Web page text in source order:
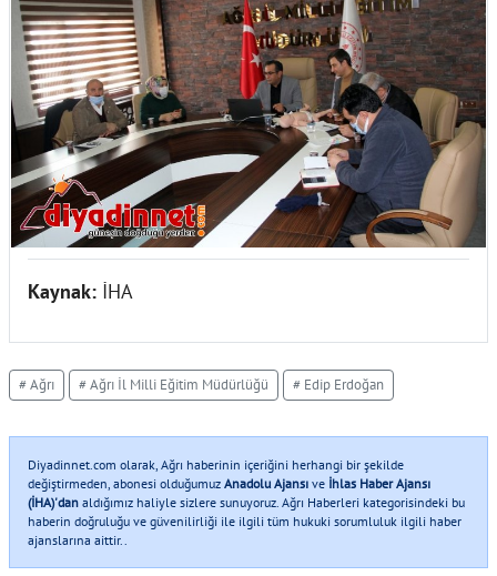
Kaynak: İHA
# Ağrı # Ağrı İl Milli Eğitim Müdürlüğü # Edip Erdoğan
Diyadinnet.com olarak, Ağrı haberinin içeriğini herhangi bir şekilde
değiştirmeden, abonesi olduğumuz Anadolu Ajansı ve İhlas Haber Ajansı
(İHA)'dan aldığımız haliyle sizlere sunuyoruz. Ağrı Haberleri kategorisindeki bu
haberin doğruluğu ve güvenilirliği ile ilgili tüm hukuki sorumluluk ilgili haber
ajanslarına aittir..